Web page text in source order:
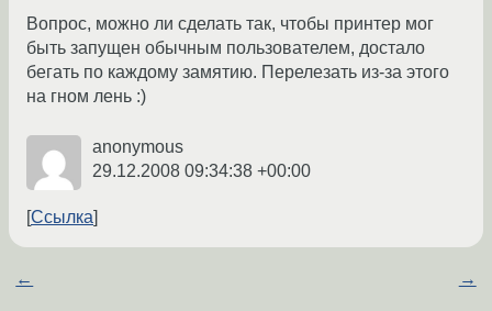
Вопрос, можно ли сделать так, чтобы принтер мог
быть запущен обычным пользователем, достало
бегать по каждому замятию. Перелезать из-за этого
на гном лень :)
anonymous
29.12.2008 09:34:38 +00:00
Ссылка
← →